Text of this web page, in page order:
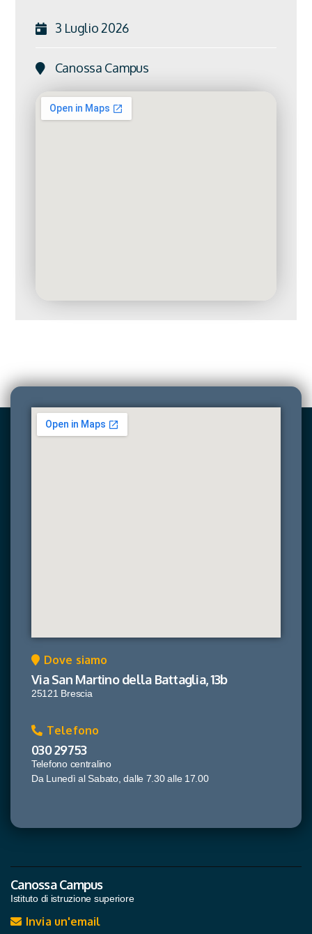
3 Luglio 2026
Canossa Campus
Dove siamo
Via San Martino della Battaglia, 13b
25121 Brescia
Telefono
030 29753
Telefono centralino
Da Lunedì al Sabato, dalle 7.30 alle 17.00
Canossa Campus
Istituto di istruzione superiore
Invia un'email